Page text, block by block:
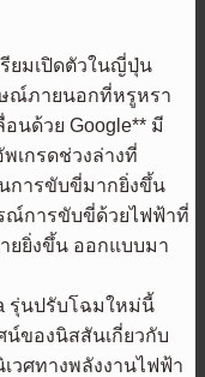
ยมเปิดตัวในญี่ปุ่น
ณ์ภายนอกที่หรูหรา
นด้วย Google** มี
เกรดช่วงล่างที่
การขับขี่มากยิ่งขึ้น
ณ์การขับขี่ด้วยไฟฟ้าที่
ยยิ่งขึ้น ออกแบบมา
รุ่นปรับโฉมใหม่นี้
ของนิสสันเกี่ยวกับ
วศทางพลังงานไฟฟ้า